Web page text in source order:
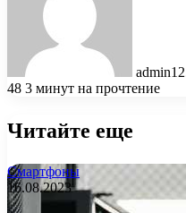
admin
48 3 минут на прочтение
Читайте еще
Смартфоны
16.08.2023